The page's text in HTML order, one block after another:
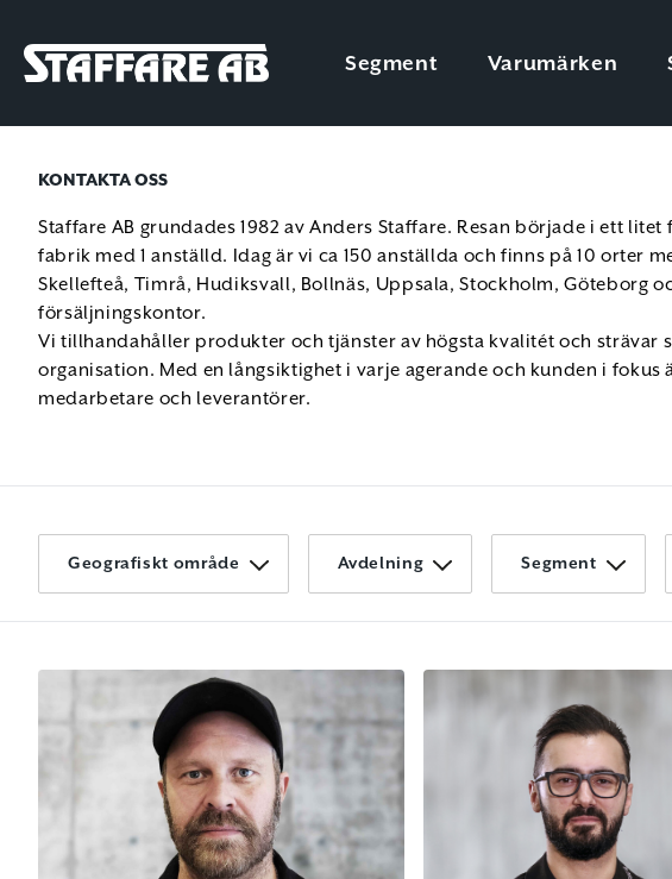
Staffare AB Segment Varumärken
KONTAKTA OSS
Staffare AB grundades 1982 av Anders Staffare. Resan började i ett
fabrik med 1 anställd. Idag är vi ca 150 anställda och finns på 10 orter
Skellefteå, Timrå, Hudiksvall, Bollnäs, Uppsala, Stockholm, Göteborg
försäljningskontor.
Vi tillhandahåller produkter och tjänster av högsta kvalitét och strävar
organisation. Med en långsiktighet i varje agerande och kunden i
medarbetare och leverantörer.
Geografiskt område Avdelning Segment